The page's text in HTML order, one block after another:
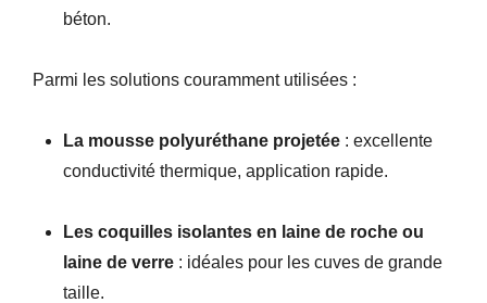
béton.
Parmi les solutions couramment utilisées :
La mousse polyuréthane projetée : excellente
conductivité thermique, application rapide.
Les coquilles isolantes en laine de roche ou
laine de verre : idéales pour les cuves de grande
taille.